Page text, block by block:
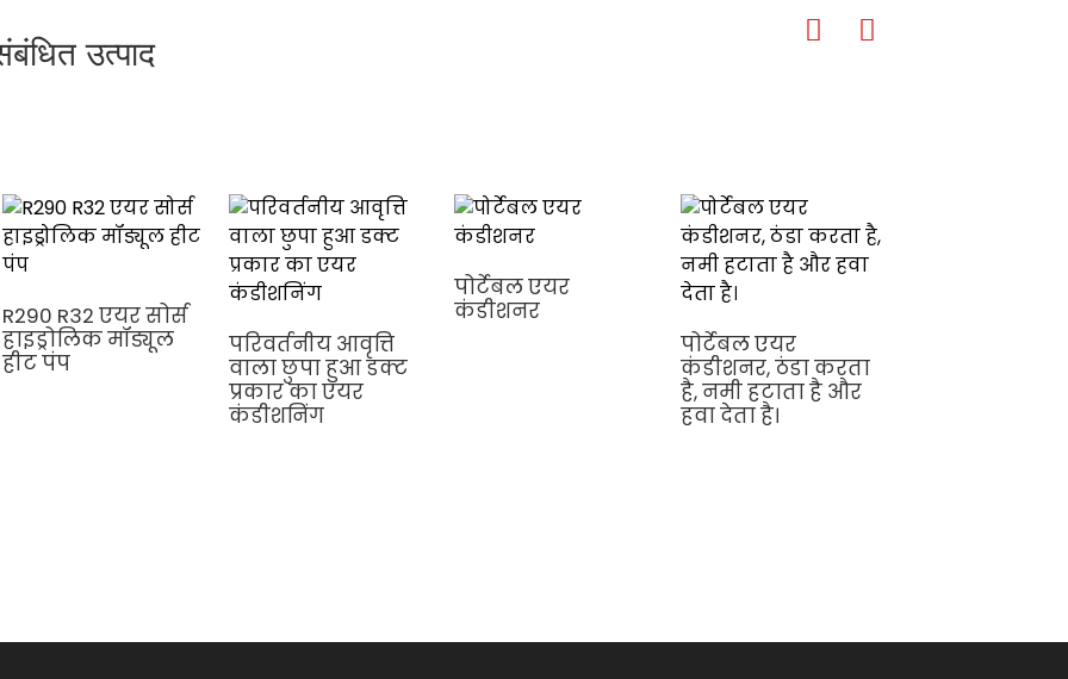
उत्पाद
R290 R32 एयर सोर्स
हाइड्रोलिक मॉड्यूल
हीट पंप
परिवर्तनीय आवृत्ति
वाला छुपा हुआ डक्ट
प्रकार का एयर
कंडीशनिंग
पोर्टेबल एयर
कंडीशनर
पोर्टेबल एयर
कंडीशनर, ठंडा करता
है, नमी हटाता है और
हवा देता है।